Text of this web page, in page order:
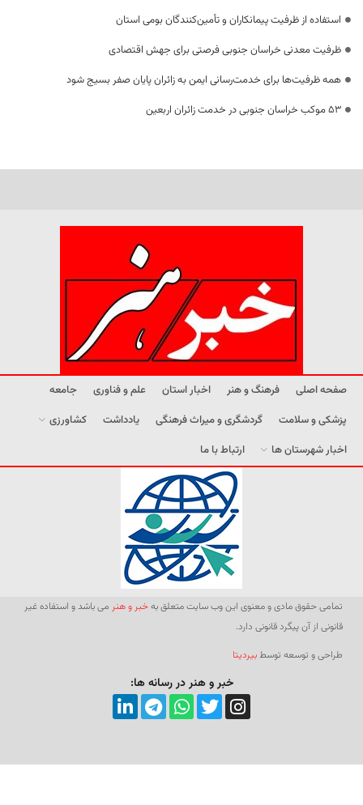
استفاده از ظرفیت پیمانکاران و تأمین‌کنندگان بومی استان
ظرفیت معدنی خراسان جنوبی فرصتی برای جهش اقتصادی
همه ظرفیت‌ها برای خدمت‌رسانی ایمن به زائران پایان صفر بسیج شود
53 موکب خراسان جنوبی در خدمت زائران اربعین
صفحه اصلی فرهنگ و هنر اخبار استان علم و فناوری
جامعه
پزشکی و سلامت
گردشگری و میراث فرهنگی یادداشت
کشاورزی
اخبار شهرستان ها
ارتباط با ما
تمامی حقوق مادی و معنوی این وب سایت متعلق بهخبر و هنر می باشد و استفاده غیر
قانونی از آن پیگرد قانونی دارد.
طراحی و توسعه توسطبیردیتا
خبر و هنر در رسانه ها: